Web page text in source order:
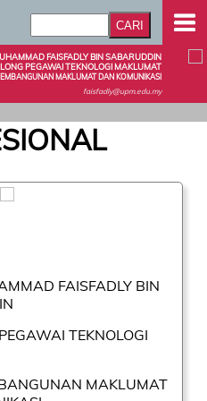
FAISFADLY BIN SABARUDDIN
PEGAWAI TEKNOLOGI MAKLUMAT
MAKLUMAT DAN KOMUNIKASI
faisfadly@upm.edu.my
FAISFADLY BIN
TEKNOLOGI
MAKLUMAT